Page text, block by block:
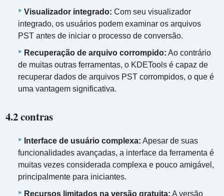
Visualizador integrado: Com seu visualizador
integrado, os usuários podem examinar os arquivos
PST antes de iniciar o processo de conversão.
Recuperação de arquivo corrompido: Ao contrário
de muitas outras ferramentas, o KDETools é capaz de
recuperar dados de arquivos PST corrompidos, o que é
uma vantagem significativa.
4.2 contras
Interface de usuário complexa: Apesar de suas
funcionalidades avançadas, a interface da ferramenta é
muitas vezes considerada complexa e pouco amigável,
principalmente para iniciantes.
Recursos limitados na versão gratuita: A versão